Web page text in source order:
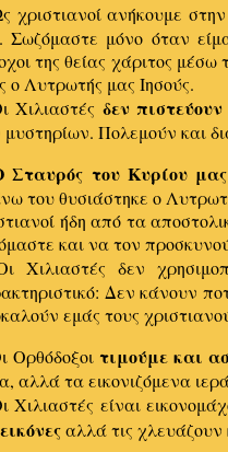
χριστιανοί ανήκουμε
Σωζόμαστε μόνο όταν
της θείας χάριτος
ο Λυτρωτής μας Ιησούς.
Χιλιαστές δεν
Πολεμούν και
Σταυρός του Κυρίου
του θυσιάστηκε ο
ήδη από τα
και να τον
Χιλιαστές δεν
Δεν κάνουν
εμάς τους
Ορθόδοξοι τιμούμε και
αλλά τα εικονιζόμενα
Χιλιαστές είναι
αλλά τις χλευάζουν